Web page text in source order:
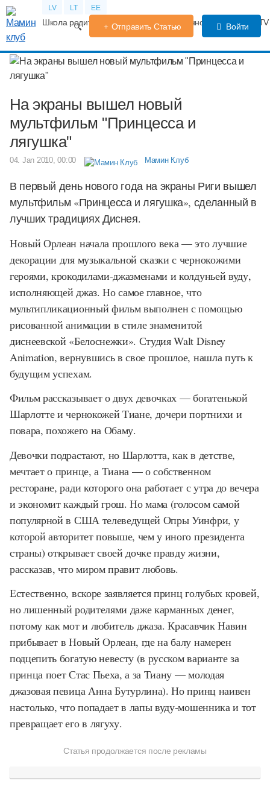
LV LT EE
Школа родителей Календарь беременности Форум
Отправить Статью Войти
На экраны вышел новый
мультфильм "Принцесса и
лягушка"
04. Jan 2010, 00:00 Мамин Клуб
В первый день нового года на экраны Риги вышел
мультфильм «Принцесса и лягушка», сделанный в
лучших традициях Диснея.
Новый Орлеан начала прошлого века — это лучшие
декорации для музыкальной сказки с чернокожими
героями, крокодилами-джазменами и колдуньей вуду,
исполняющей джаз. Но самое главное, что
мультипликационный фильм выполнен с помощью
рисованной анимации в стиле знаменитой
диснеевской «Белоснежки». Студия Walt Disney
Animation, вернувшись в свое прошлое, нашла путь к
будущим успехам.
Фильм рассказывает о двух девочках — богатенькой
Шарлотте и чернокожей Тиане, дочери портнихи и
повара, похожего на Обаму.
Девочки подрастают, но Шарлотта, как в детстве,
мечтает о принце, а Тиана — о собственном
ресторане, ради которого она работает с утра до вечера
и экономит каждый грош. Но мама (голосом самой
популярной в США телеведущей Опры Уинфри, у
которой авторитет повыше, чем у иного президента
страны) открывает своей дочке правду жизни,
рассказав, что миром правит любовь.
Естественно, вскоре заявляется принц голубых кровей,
но лишенный родителями даже карманных денег,
потому как мот и любитель джаза. Красавчик Навин
прибывает в Новый Орлеан, где на балу намерен
подцепить богатую невесту (в русском варианте за
принца поет Стас Пьеха, а за Тиану — молодая
джазовая певица Анна Бутурлина). Но принц наивен
настолько, что попадает в лапы вуду-мошенника и тот
превращает его в лягуху.
Статья продолжается после рекламы